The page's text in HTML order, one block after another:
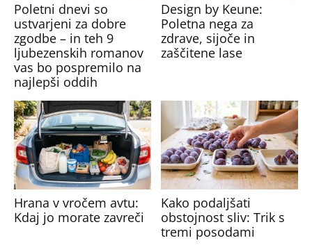
Poletni dnevi so
ustvarjeni za dobre
zgodbe – in teh 9
ljubezenskih romanov
vas bo pospremilo na
najlepši oddih
Design by Keune:
Poletna nega za
zdrave, sijoče in
zaščitene lase
Hrana v vročem avtu:
Kdaj jo morate zavreči
Kako podaljšati
obstojnost sliv: Trik s
tremi posodami